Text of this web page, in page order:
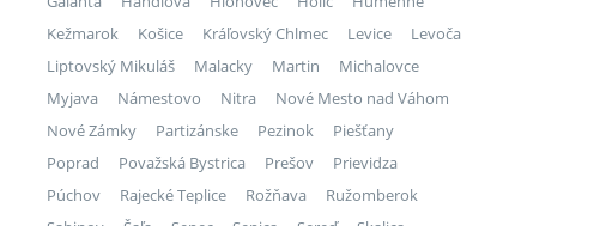
Kežmarok
Košice Kráľovský Chlmec Levice
Levoča
Liptovský Mikuláš
Malacky Martin
Michalovce
Myjava
Námestovo Nitra
Nové Mesto nad Váhom
Nové Zámky
Partizánske Pezinok
Piešťany
Poprad
Považská Bystrica Prešov
Prievidza
Púchov
Rajecké Teplice Rožňava
Ružomberok